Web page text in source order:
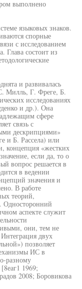
выполнено
языковых знаков.
спорные
с исследованием
Глава состоит из
и развивалась
Милль, Г. Фреге, Б.
исследованиях
и др.). Она
сфере
связь с
дескрипциями»
и Б. Рассела) или
концепция «жестких
если да, то о
вопрос решается в
в ведении
значения и
В работе
теорий,
Односторонний
аспекте служит
они, тем не
двух
позволяет
ИС в
разному
1969;
2008; Боровикова